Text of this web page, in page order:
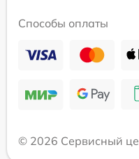
Способы оплаты
© 2026 Сервисный